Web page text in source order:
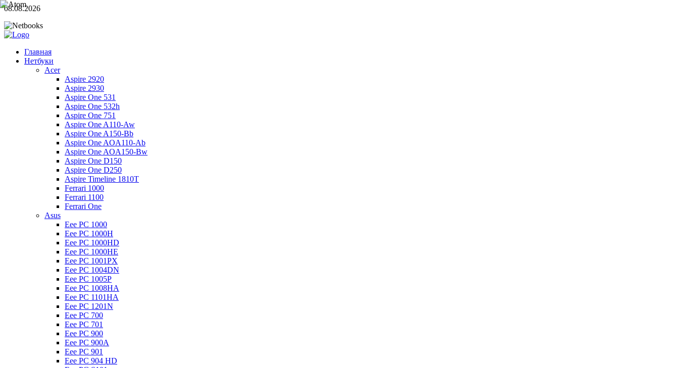
08.08.2026
Главная
Нетбуки
Acer
Aspire 2920
Aspire 2930
Aspire One 531
Aspire One 532h
Aspire One 751
Aspire One A110-Aw
Aspire One A150-Bb
Aspire One AOA110-Ab
Aspire One AOA150-Bw
Aspire One D150
Aspire One D250
Aspire Timeline 1810T
Ferrari 1000
Ferrari 1100
Ferrari One
Asus
Eee PC 1000
Eee PC 1000H
Eee PC 1000HD
Eee PC 1000HE
Eee PC 1001PX
Eee PC 1004DN
Eee PC 1005P
Eee PC 1008HA
Eee PC 1101HA
Eee PC 1201N
Eee PC 700
Eee PC 701
Eee PC 900
Eee PC 900A
Eee PC 901
Eee PC 904 HD